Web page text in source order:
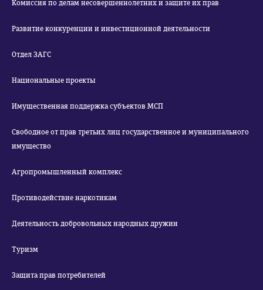
Комиссия по делам несовершеннолетних и защите их прав
Развитие конкуренции и инвестиционной деятельности
Отдел ЗАГС
Национальные проекты
Имущественная поддержка субъектов МСП
Свободное от прав третьих лиц государственное и муниципального
имущество
Агропромышленный комплекс
Противодействие наркотикам
Деятельность добровольных народных дружин
Туризм
Защита прав потребителей